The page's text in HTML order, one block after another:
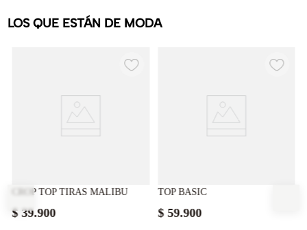
LOS QUE ESTÁN DE MODA
CROP TOP TIRAS MALIBU
$ 39.900
TOP BASIC
$ 59.900